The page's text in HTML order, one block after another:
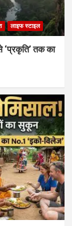
लाइफ स्टाइल
‘प्रकृति’ तक का